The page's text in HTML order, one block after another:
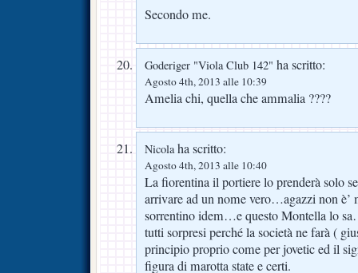
Secondo me.
Goderiger "Viola Club 142" ha scritto:
Agosto 4th, 2013 alle 10:39
Amelia chi, quella che ammalia ????
Nicolaha scritto:
Agosto 4th, 2013 alle 10:40
La fiorentina il portiere lo prenderà solo
arrivare ad un nome vero…agazzi non
sorrentino idem…e questo Montella lo
tutti sorpresi perché la società ne farà (
principio proprio come per jovetic ed il
figura di marotta state e certi.